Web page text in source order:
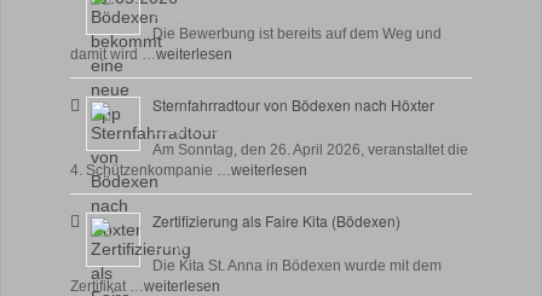
28 April, 2026
Die Bewerbung ist bereits auf dem Weg und
damit wird …weiterlesen
Sternfahrradtour von Bödexen nach Höxter
23 April, 2026
Am Sonntag, den 26. April 2026, veranstaltet die
4. Schützenkompanie …weiterlesen
Zertifizierung als Faire Kita (Bödexen)
17 April, 2026
Die Kita St. Anna in Bödexen wurde mit dem
Zertifikat …weiterlesen